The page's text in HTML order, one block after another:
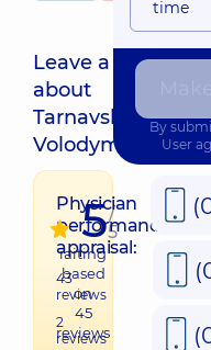
Leave a review
about
Tarnavskyi Ihor
Volodymyrovych
Physician
performance
appraisal:
43
reviews
2
reviews
5/
5
raiting
based
on
45
reviews
time
By
User